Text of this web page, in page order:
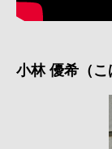
小林 優希（